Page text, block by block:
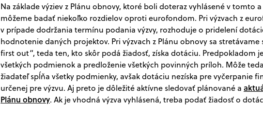
Na základe výziev z Plánu obnovy, ktoré boli doteraz vyhlásené v tomto
môžeme badať niekoľko rozdielov oproti eurofondom. Pri výzvach z
v prípade dodržania termínu podania výzvy, rozhoduje o pridelení
hodnotenie daných projektov. Pri výzvach z Plánu obnovy sa stretávame
first out“, teda ten, kto skôr podá žiadosť, získa dotáciu. Predpokladom
všetkých podmienok a predloženie všetkých povinných príloh. Môže
žiadateľ spĺňa všetky podmienky, avšak dotáciu nezíska pre vyčerpanie
určenej pre výzvu. Aj preto je dôležité aktívne sledovať plánované a
Plánu obnovy. Ak je vhodná výzva vyhlásená, treba podať žiadosť o